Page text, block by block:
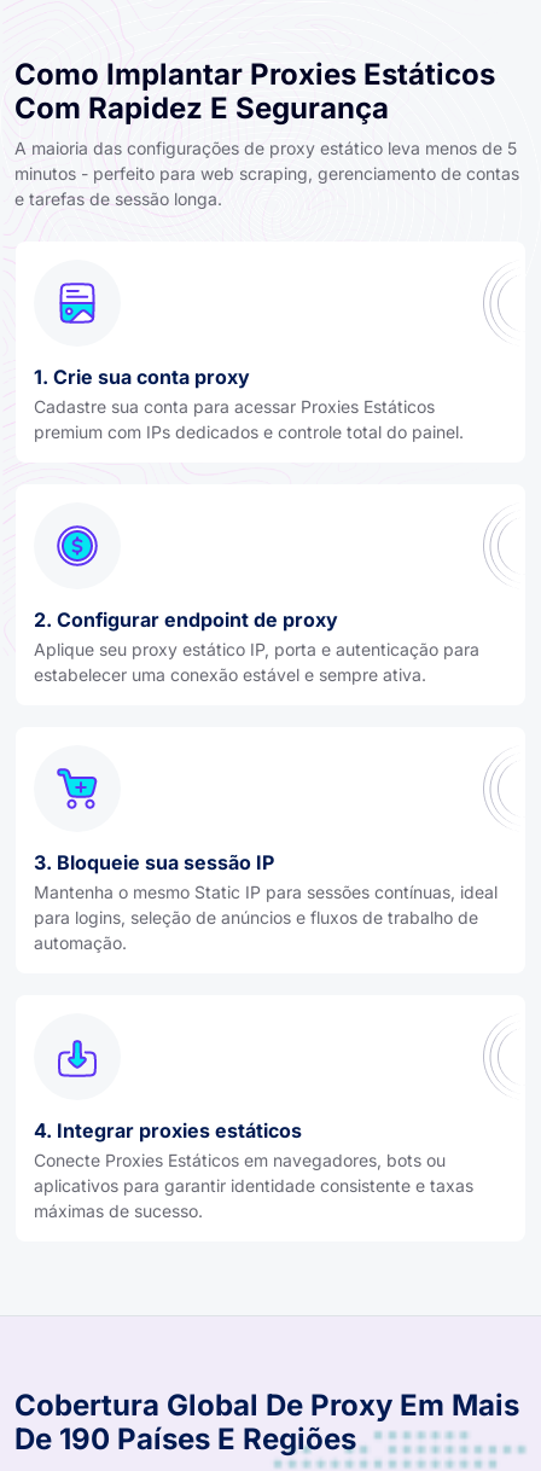
Como Implantar Proxies Estáticos
Com Rapidez E Segurança
A maioria das configurações de proxy estático leva menos de 5
minutos - perfeito para web scraping, gerenciamento de contas
e tarefas de sessão longa.
1. Crie sua conta proxy
Cadastre sua conta para acessar Proxies Estáticos
premium com IPs dedicados e controle total do painel.
2. Configurar endpoint de proxy
Aplique seu proxy estático IP, porta e autenticação para
estabelecer uma conexão estável e sempre ativa.
3. Bloqueie sua sessão IP
Mantenha o mesmo Static IP para sessões contínuas, ideal
para logins, seleção de anúncios e fluxos de trabalho de
automação.
4. Integrar proxies estáticos
Conecte Proxies Estáticos em navegadores, bots ou
aplicativos para garantir identidade consistente e taxas
máximas de sucesso.
Cobertura Global De Proxy Em Mais
De 190 Países E Regiões